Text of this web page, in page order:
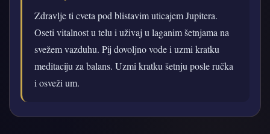
Zdravlje ti cveta pod blistavim uticajem Jupitera.
Oseti vitalnost u telu i uživaj u laganim šetnjama na
svežem vazduhu. Pij dovoljno vode i uzmi kratku
meditaciju za balans. Uzmi kratku šetnju posle ručka
i osveži um.